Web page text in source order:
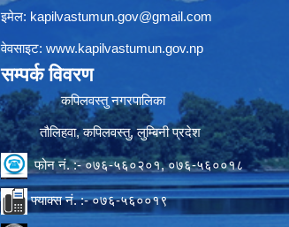
इमेल: kapilvastumun.gov@gmail.com
वेवसाइट: www.kapilvastumun.gov.np
सम्पर्क विवरण
कपिलवस्तु नगरपालिका
तौलिहवा, कपिलवस्तु, लुम्बिनी प्रदेश
फोन नं. :- ०७६-५६०२०१, ०७६-५६००१८
फ्याक्स नं. :- ०७६-५६००१९